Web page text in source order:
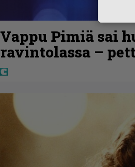
Vappu Pimiä sai
ravintolassa –